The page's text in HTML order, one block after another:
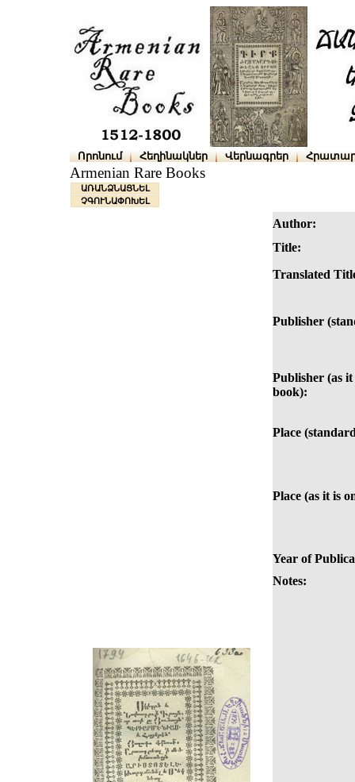
Որոնում Հեղինակներ Վերնագրեր
Armenian Rare Books
ԱՌԱՆՁՆԱՑՆԵԼ
ՉԳՈՒՆԱՓՈԽԵԼ
Author:
Title:
Translated
Publisher
Publisher (as it
book):
Place
Place (as it is
Year of
Notes: